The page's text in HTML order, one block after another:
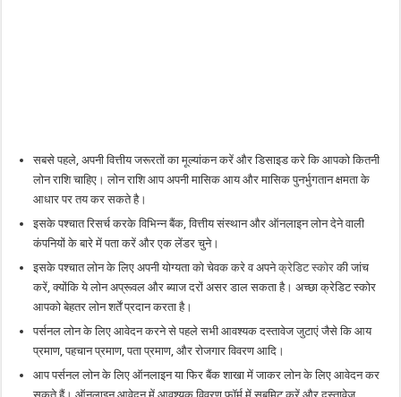
सबसे पहले, अपनी वित्तीय जरूरतों का मूल्यांकन करें और डिसाइड करे कि आपको कितनी
लोन राशि चाहिए। लोन राशि आप अपनी मासिक आय और मासिक पुनर्भुगतान क्षमता के
आधार पर तय कर सकते है।
इसके पश्चात रिसर्च करके विभिन्न बैंक, वित्तीय संस्थान और ऑनलाइन लोन देने वाली
कंपनियों के बारे में पता करें और एक लेंडर चुने।
इसके पश्चात लोन के लिए अपनी योग्यता को चेवक करे व अपनेक्रेडिट स्कोरकी जांच
करें, क्योंकि ये लोन अप्रूवल और ब्याज दरों असर डाल सकता है। अच्छा क्रेडिट स्कोर
आपको बेहतर लोन शर्तें प्रदान करता है।
पर्सनल लोन के लिए आवेदन करने से पहले सभी आवश्यक दस्तावेज जुटाएं जैसे कि आय
प्रमाण, पहचान प्रमाण, पता प्रमाण, और रोजगार विवरण आदि।
आप पर्सनल लोन के लिए ऑनलाइन या फिर बैंक शाखा में जाकर लोन के लिए आवेदन कर